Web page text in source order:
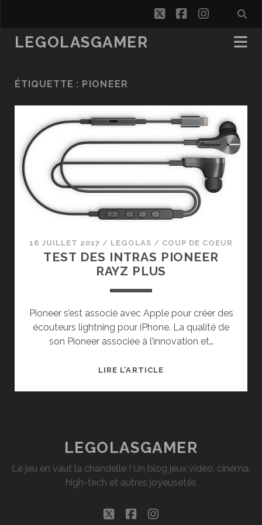
twitterfacebook
LEGOLASGAMER
ÉTIQUETTE : PIONEER
16 JUILLET 2017 / LEGOLAS / COUP DE COEUR
TEST DES INTRAS PIONEER
RAYZ PLUS
Pioneer s’est associé avec Apple pour créer des
écouteurs lightning pour iPhone. La qualité de
son Pioneer associée à l’innovation et…
LIRE L’ARTICLETEST
LEGOLASGAMER
Le jeu en vaut la chandelle ! Un blog jeux vidéo, cinéma,
high-tech et autres joyeusetés
twitterfacebookinstagram